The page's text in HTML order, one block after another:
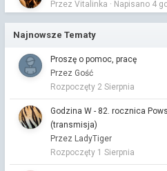
Przez Vitalinka · Napisano 4
Centralny Port Komunikacyjny
Przez Vitalinka · Napisano
dobrze, bo w Polsce zimno...
Dziś narysowałem
Przez Vitalinka ·
Napisano4
good point🙂
Centralny Port Komunikacyjny
Przez Vitalinka ·Napisano
Najnowsze Tematy
Proszę o pomoc, pracę
Przez Gość
Rozpoczęty 2 Sierpnia
Godzina W - 82. rocznica
(transmisja)
Przez LadyTiger
Rozpoczęty 1 Sierpnia